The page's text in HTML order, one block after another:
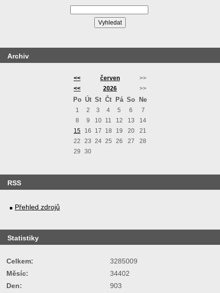
Archiv
<< červen
>>
<<
2026 >>
Po Út St Čt Pá So Ne
1 2 3 4 5 6
7
8
9 10 11 12 13
14
15
16 17 18 19 20
21
22
23 24 25 26 27
28
29
30
RSS
Přehled zdrojů
Statistiky
Celkem:
3285009
Měsíc:
34402
Den:
903